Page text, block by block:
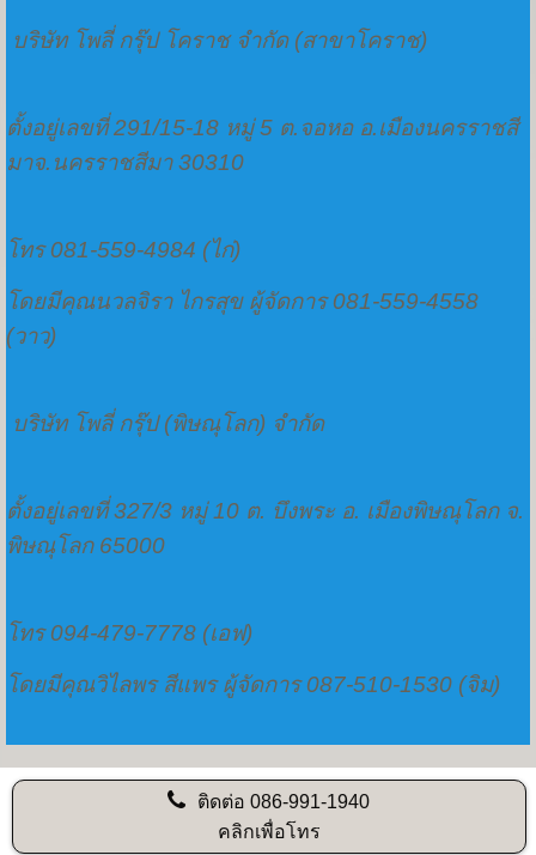
บริษัท โพลี่ กรุ๊ป โคราช จำกัด (สาขาโคราช)
ตั้งอยู่เลขที่ 291/15-18 หมู่ 5 ต.จอหอ อ.เมืองนครราชสี
มาจ.นครราชสีมา 30310
โทร 081-559-4984 (ไก่)
โดยมีคุณนวลจิรา ไกรสุข ผู้จัดการ 081-559-4558
(วาว)
บริษัท โพลี่ กรุ๊ป (พิษณุโลก) จำกัด
ตั้งอยู่เลขที่ 327/3 หมู่ 10 ต. บึงพระ อ. เมืองพิษณุโลก จ.
พิษณุโลก 65000
โทร 094-479-7778 (เอฟ)
โดยมีคุณวิไลพร สีแพร ผู้จัดการ 087-510-1530 (จิม)
ติดต่อ086-991-1940
คลิกเพื่อโทร